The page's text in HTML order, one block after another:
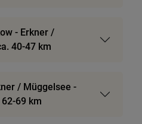
- Erkner /
40-47 km
/ Müggelsee -
69 km